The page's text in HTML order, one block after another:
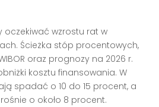
oczekiwać wzrostu rat w
Ścieżka stóp procentowych,
oraz prognozy na 2026 r.
kosztu finansowania. W
spadać o 10 do 15 procent, a
o około 8 procent.